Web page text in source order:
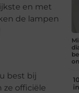
en met
de lampen
best bij
ze officiële